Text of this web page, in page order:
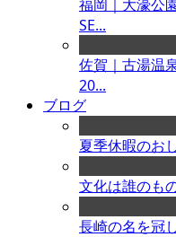
福岡｜大濠公
SE...
佐賀｜古湯温
20...
ブログ
夏季休暇のお
文化は誰のも
長崎の名を冠